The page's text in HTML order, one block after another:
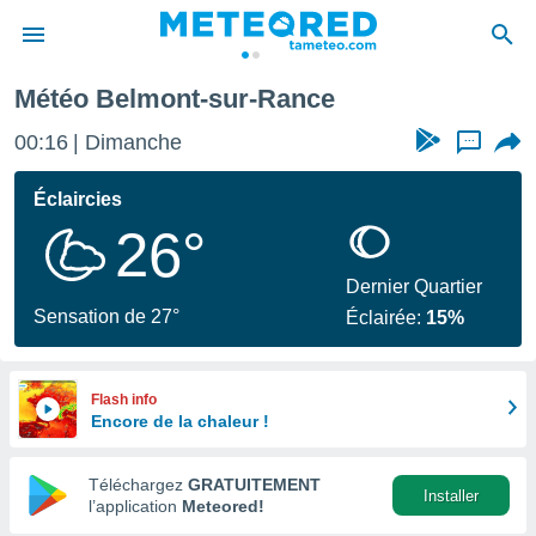
de
en
Météo Belmont-sur-Rance
00:16 Dimanche ...
Éclaircies
26°
Sensation de 27°
Dernier Quartier
Éclairée: 15%
Flash info
Encore de la chaleur !
Téléchargez GRATUITEMENT
l’application Meteored!
Installer